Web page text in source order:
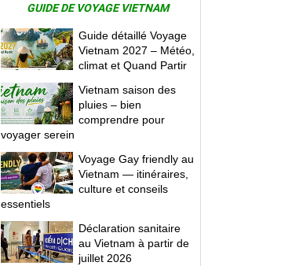
GUIDE DE VOYAGE VIETNAM
Guide détaillé Voyage
Vietnam 2027 – Météo,
climat et Quand Partir
Vietnam saison des
pluies – bien
comprendre pour
voyager serein
Voyage Gay friendly au
Vietnam — itinéraires,
culture et conseils
essentiels
Déclaration sanitaire
au Vietnam à partir de
juillet 2026